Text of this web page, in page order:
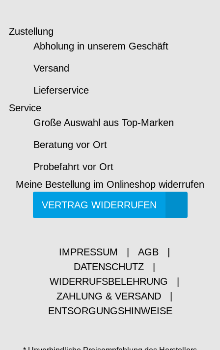
Zustellung
Abholung in unserem Geschäft
Versand
Lieferservice
Service
Große Auswahl aus Top-Marken
Beratung vor Ort
Probefahrt vor Ort
Meine Bestellung im Onlineshop widerrufen
VERTRAG WIDERRUFEN
IMPRESSUM AGB
DATENSCHUTZ
WIDERRUFSBELEHRUNG
ZAHLUNG & VERSAND
ENTSORGUNGSHINWEISE